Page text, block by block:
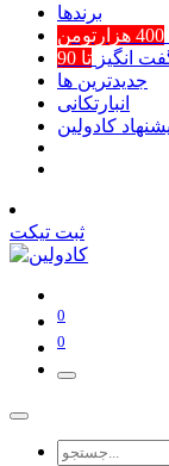
برند‌ها
400 هزارتومن
انگیز
جدیدترین ها
انبارتکانی
کادولین
ثبت تیکت
0
0